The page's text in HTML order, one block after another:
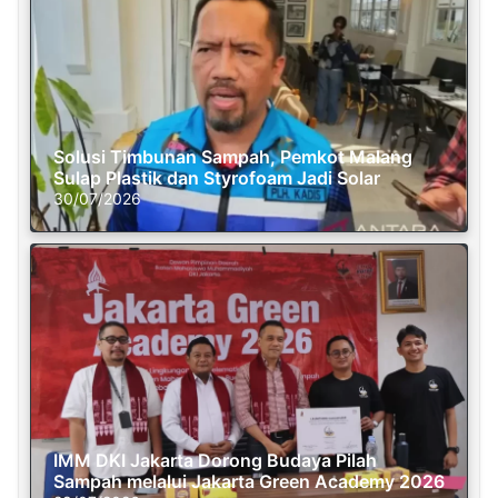
Solusi Timbunan Sampah, Pemkot Malang
Sulap Plastik dan Styrofoam Jadi Solar
30/07/2026
IMM DKI Jakarta Dorong Budaya Pilah
Sampah melalui Jakarta Green Academy 2026